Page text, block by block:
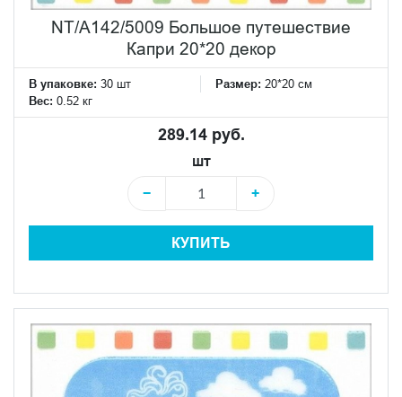
NT/A142/5009 Большое путешествие
Капри 20*20 декор
В упаковке: 30 шт Размер: 20*20 см
Вес: 0.52 кг
289.14 руб.
шт
−
+
КУПИТЬ